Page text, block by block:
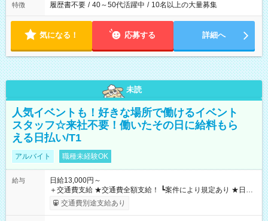
特徴 履歴書不要 / 40～50代活躍中 / 10名以上の大量募集
気になる！ 応募する 詳細へ
未読
人気イベントも！好きな場所で働けるイベント
スタッフ☆来社不要！働いたその日に給料もら
える日払い/T1
アルバイト 職種未経験OK
給与
日給13,000円～
＋交通費支給 ★交通費全額支給！ ┗案件により規定あり ★日払
いOK！（規定あり） ┗働いたその日に現金GET♪ お仕事後はコ
ンビニATMから 日払い分を引き落とせます！ 【試用期間】試
交通費別途支給あり